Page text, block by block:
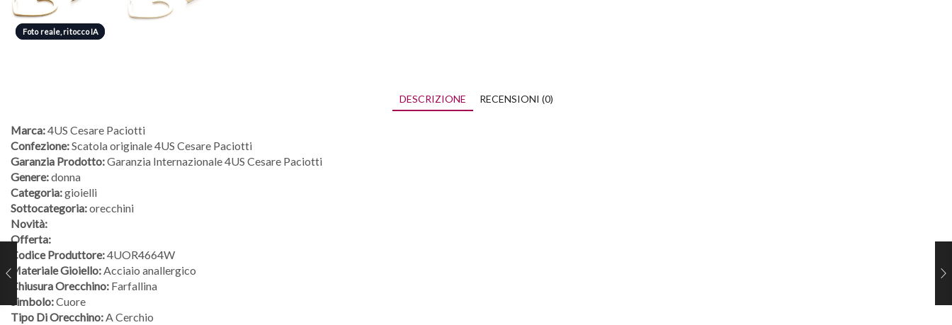
Foto reale, ritocco IA
Foto reale, ritocco IA
DESCRIZIONE RECENSIONI (0)
Marca:4US Cesare Paciotti
Confezione:Scatola originale 4US Cesare Paciotti
Garanzia Prodotto:Garanzia Internazionale 4US Cesare Paciotti
Genere:donna
Categoria:gioielli
Sottocategoria:orecchini
Novità:
Offerta:
Codice Produttore:4UOR4664W
Materiale Gioiello:Acciaio anallergico
Chiusura Orecchino: Farfallina
Simbolo:Cuore
Tipo Di Orecchino:A Cerchio